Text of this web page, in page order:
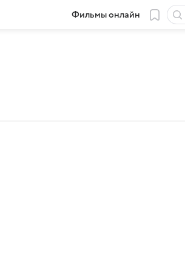
Фильмы онлайн